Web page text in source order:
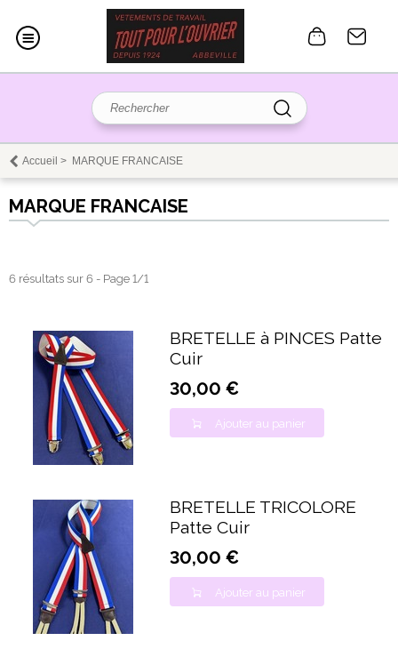
Accueil > MARQUE FRANCAISE
MARQUE FRANCAISE
6 résultats sur 6 - Page 1/1
BRETELLE à PINCES Patte
Cuir
30,00 €
Ajouter au panier
BRETELLE TRICOLORE
Patte Cuir
30,00 €
Ajouter au panier